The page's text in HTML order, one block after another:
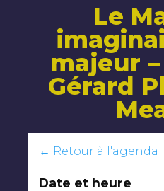
Le
majeur
Gérard
← Retour à l'agenda
Date et heure